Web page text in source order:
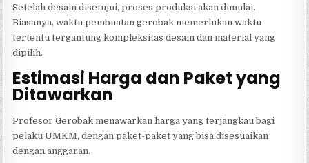
Setelah desain disetujui, proses produksi akan dimulai.
Biasanya, waktu pembuatan gerobak memerlukan waktu
tertentu tergantung kompleksitas desain dan material yang
dipilih.
Estimasi Harga dan Paket yang
Ditawarkan
Profesor Gerobak menawarkan harga yang terjangkau bagi
pelaku UMKM, dengan paket-paket yang bisa disesuaikan
dengan anggaran.